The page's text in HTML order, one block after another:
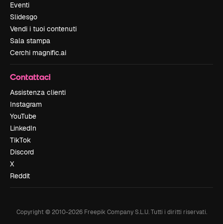
Eventi
Slidesgo
Vendi i tuoi contenuti
Sala stampa
Cerchi magnific.ai
Contattaci
Assistenza clienti
Instagram
YouTube
LinkedIn
TikTok
Discord
X
Reddit
Copyright © 2010-2026Freepik Company S.L.U. Tutti i diritti riservati.